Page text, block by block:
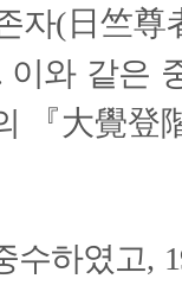
자(日竺尊
이와 같은
『大覺登
수하였고,